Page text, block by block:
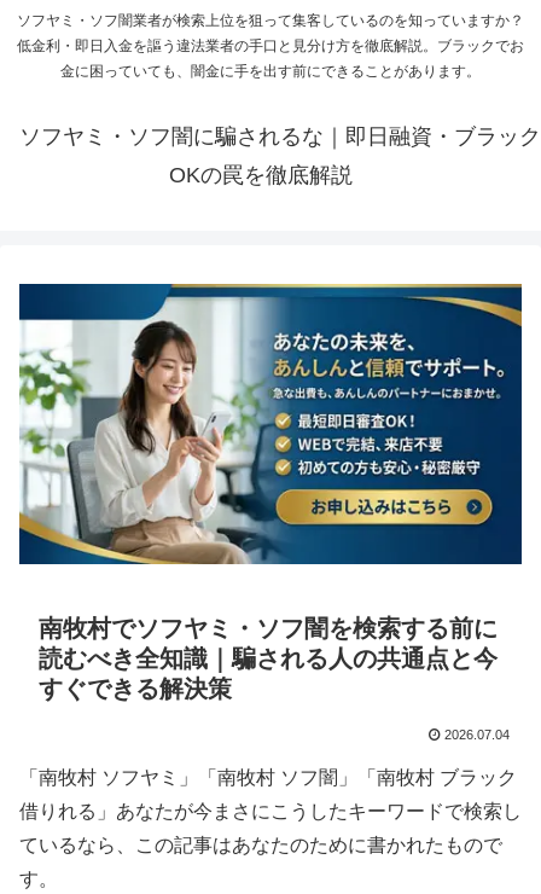
ソフヤミ・ソフ闇業者が検索上位を狙って集客しているのを知っていますか？
低金利・即日入金を謳う違法業者の手口と見分け方を徹底解説。ブラックでお
金に困っていても、闇金に手を出す前にできることがあります。
ソフヤミ・ソフ闇に騙されるな｜即日融資・ブラック
OKの罠を徹底解説
南牧村でソフヤミ・ソフ闇を検索する前に
読むべき全知識｜騙される人の共通点と今
すぐできる解決策
2026.07.04
「南牧村 ソフヤミ」「南牧村 ソフ闇」「南牧村 ブラック
借りれる」あなたが今まさにこうしたキーワードで検索し
ているなら、この記事はあなたのために書かれたもので
す。